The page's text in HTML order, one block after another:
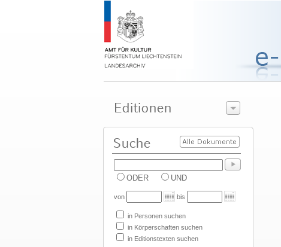
ODER UND
von bis
in Personen suchen
in Körperschaften suchen
in Editionstexten suchen